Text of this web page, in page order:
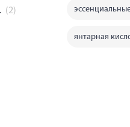
(2)
янтарная